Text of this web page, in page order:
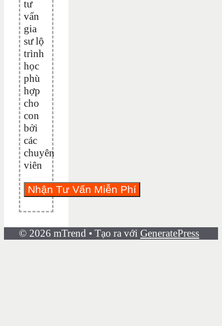
tư
vấn
gia
sư lộ
trình
học
phù
hợp
cho
con
bởi
các
chuyên
viên
© 2026 mTrend • Tạo ra với GeneratePress